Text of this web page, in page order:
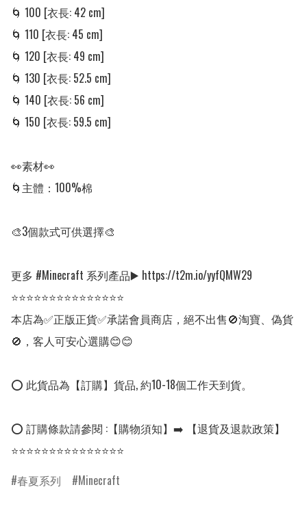
🌀 100 [衣長: 42 cm]
🌀 110 [衣長: 45 cm]
🌀 120 [衣長: 49 cm]
🌀 130 [衣長: 52.5 cm]
🌀 140 [衣長: 56 cm]
🌀 150 [衣長: 59.5 cm]
👀素材👀
🌀主體：100%棉
🎨3個款式可供選擇🎨
更多 #Minecraft 系列產品▶️ https://t2m.io/yyfQMW29
⭐⭐⭐⭐⭐⭐⭐⭐⭐⭐⭐⭐⭐⭐⭐
本店為✅正版正貨✅承諾會員商店，絕不出售🚫淘寶、偽貨
🚫，客人可安心選購😊😊
⭕ 此貨品為【訂購】貨品, 約10-18個工作天到貨。
⭕ 訂購條款請參閱 :【購物須知】➡️ 【退貨及退款政策】
⭐⭐⭐⭐⭐⭐⭐⭐⭐⭐⭐⭐⭐⭐⭐
春夏系列
Minecraft